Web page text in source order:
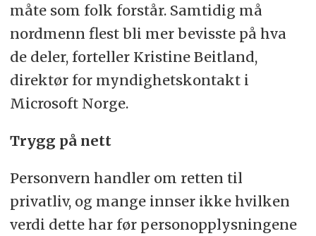
måte som folk forstår. Samtidig må
nordmenn flest bli mer bevisste på hva
de deler, forteller Kristine Beitland,
direktør for myndighetskontakt i
Microsoft Norge.
Trygg på nett
Personvern handler om retten til
privatliv, og mange innser ikke hvilken
verdi dette har før personopplysningene